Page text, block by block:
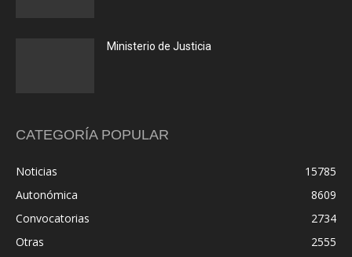
Ministerio de Justicia
CATEGORÍA POPULAR
Noticias
15785
Autonómica
8609
Convocatorias
2734
Otras
2555